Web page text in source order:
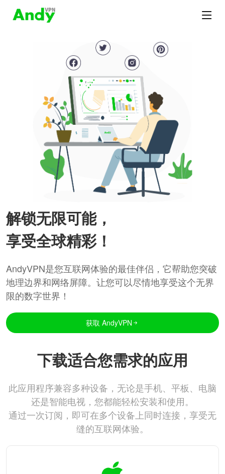
解锁无限可能，
享受全球精彩！
AndyVPN是您互联网体验的最佳伴侣，它帮助您突破
地理边界和网络屏障。让您可以尽情地享受这个无界
限的数字世界！
获取 AndyVPN
下载适合您需求的应用
此应用程序兼容多种设备，无论是手机、平板、电脑
还是智能电视，您都能轻松安装和使用。
通过一次订阅，即可在多个设备上同时连接，享受无
缝的互联网体验。